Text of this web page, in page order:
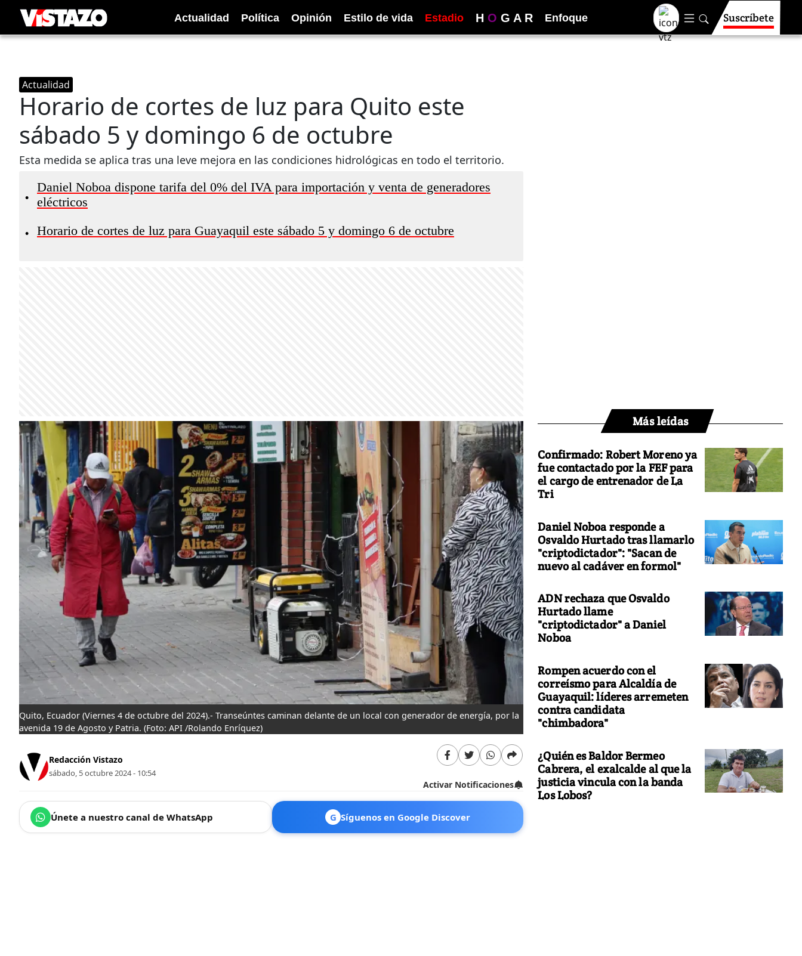
Actualidad Política Opinión Estilo de vida Estadio H O G A R Enfoque Suscríbete
Actualidad
Horario de cortes de luz para Quito este
sábado 5 y domingo 6 de octubre
Esta medida se aplica tras una leve mejora en las condiciones hidrológicas en todo el territorio.
•
Daniel Noboa dispone tarifa del 0% del IVA para importación y venta de generadores
eléctricos
• Horario de cortes de luz para Guayaquil este sábado 5 y domingo 6 de octubre
Quito, Ecuador (Viernes 4 de octubre del 2024).- Transeúntes caminan delante de un local con generador de energía, por la
avenida 19 de Agosto y Patria. (Foto: API /Rolando Enrí­quez)
Redacción Vistazo
sábado, 5 octubre 2024 - 10:54
Activar Notificaciones
Únete a nuestro canal de WhatsApp G Síguenos en Google Discover
Más leídas
Confirmado: Robert Moreno ya
fue contactado por la FEF para
el cargo de entrenador de La
Tri
Daniel Noboa responde a
Osvaldo Hurtado tras llamarlo
"criptodictador": "Sacan de
nuevo al cadáver en formol"
ADN rechaza que Osvaldo
Hurtado llame
"criptodictador" a Daniel
Noboa
Rompen acuerdo con el
correísmo para Alcaldía de
Guayaquil: líderes arremeten
contra candidata
"chimbadora"
¿Quién es Baldor Bermeo
Cabrera, el exalcalde al que la
justicia vincula con la banda
Los Lobos?